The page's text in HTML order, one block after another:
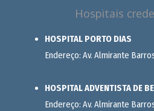
Hospitais
HOSPITAL PORTO DIAS
Endereço: Av. Almirante
HOSPITAL ADVENTISTA DE
Endereço: Av. Almirante